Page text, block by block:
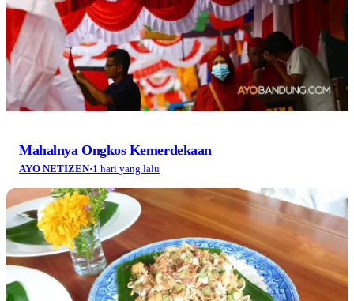
Mahalnya Ongkos Kemerdekaan
AYO NETIZEN·1 hari yang lalu